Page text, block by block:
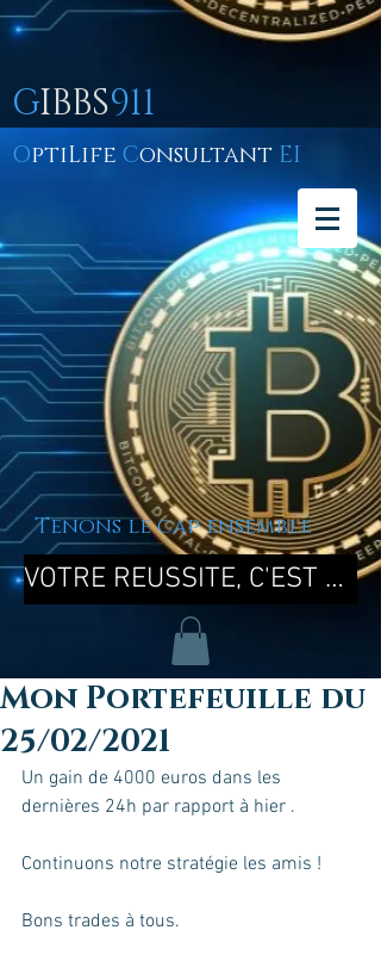
GIBBS911
OptiLife Consultant EI
Tenons le cap ensemble
VOTRE REUSSITE, C'EST MA REUSSITE !
Mon Portefeuille du
25/02/2021
Un gain de 4000 euros dans les
dernières 24h par rapport à hier .
Continuons notre stratégie les amis !
Bons trades à tous.